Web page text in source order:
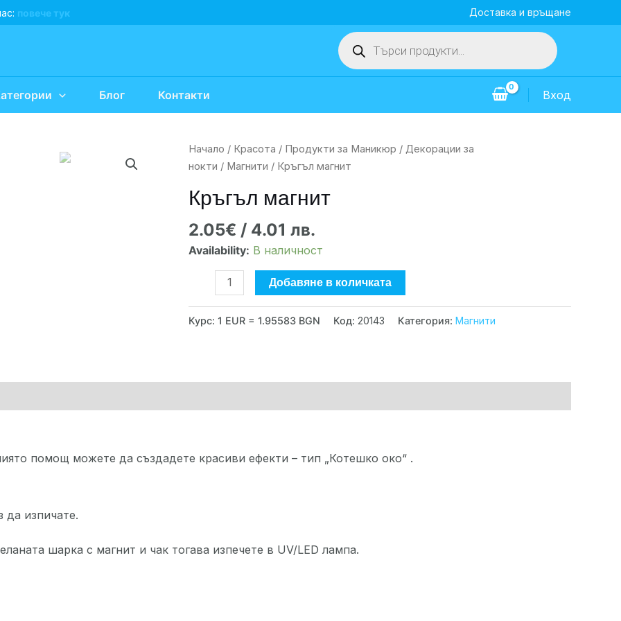
повече тук Доставка и връщане
Products
search
Блог Контакти Вход
Начало / Красота / Продукти за Маникюр / Декорации за
нокти / Магнити / Кръгъл магнит
Кръгъл магнит
2.05€ / 4.01 лв.
Availability: В наличност
количество
за
магнит
Добавяне в количката
Курс: 1 EUR = 1.95583 BGN Код: 20143 Категория: Магнити
помощ можете да създадете красиви ефекти – тип „Котешко око“ .
да изпичате.
шарка с магнит и чак тогава изпечете в UV/LED лампa.